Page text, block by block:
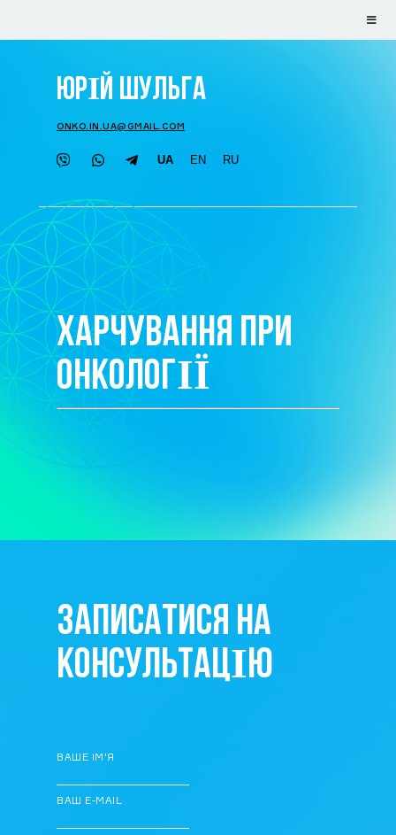
ЮРІЙ ШУЛЬГА
ONKO.IN.UA@GMAIL.COM
UA EN RU
ХАРЧУВАННЯ ПРИ
ОНКОЛОГІЇ
ЗАПИСАТИСЯ НА
КОНСУЛЬТАЦІЮ
ВАШЕ ІМ'Я
ВАШ E-MAIL